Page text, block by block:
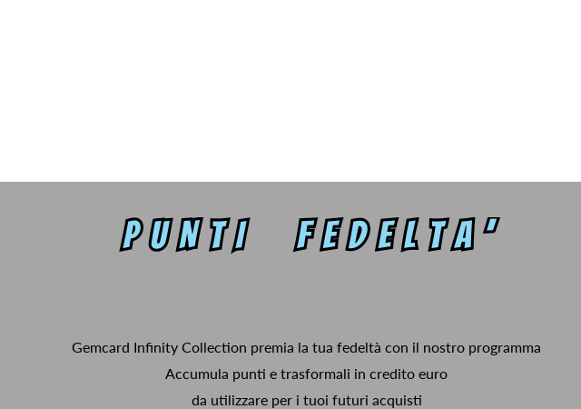
Gemcard Infinity Collection premia la tua fedeltà con il nostro programma
Accumula punti e trasformali in credito euro
da utilizzare per i tuoi futuri acquisti